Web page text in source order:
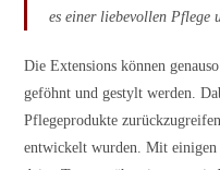
es einer liebevollen Pflege
Die Extensions können
geföhnt und gestylt werden.
Pflegeprodukte
entwickelt wurden. Mit